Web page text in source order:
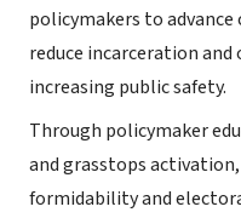
policymakers to
reduce incarceration
increasing public safety.
Through policymaker
and grasstops
formidability and